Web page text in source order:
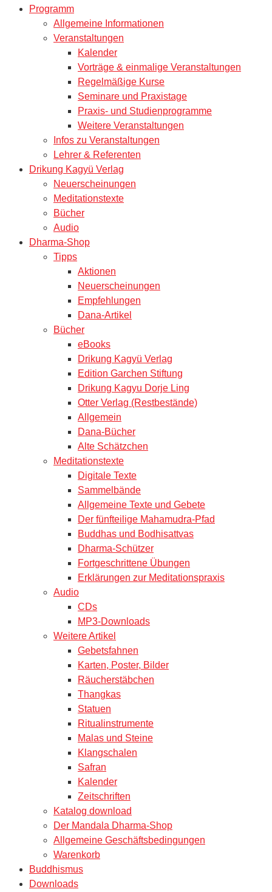
Programm
Allgemeine Informationen
Veranstaltungen
Kalender
Vorträge & einmalige Veranstaltungen
Regelmäßige Kurse
Seminare und Praxistage
Praxis- und Studienprogramme
Weitere Veranstaltungen
Infos zu Veranstaltungen
Lehrer & Referenten
Drikung Kagyü Verlag
Neuerscheinungen
Meditationstexte
Bücher
Audio
Dharma-Shop
Tipps
Aktionen
Neuerscheinungen
Empfehlungen
Dana-Artikel
Bücher
eBooks
Drikung Kagyü Verlag
Edition Garchen Stiftung
Drikung Kagyu Dorje Ling
Otter Verlag (Restbestände)
Allgemein
Dana-Bücher
Alte Schätzchen
Meditationstexte
Digitale Texte
Sammelbände
Allgemeine Texte und Gebete
Der fünfteilige Mahamudra-Pfad
Buddhas und Bodhisattvas
Dharma-Schützer
Fortgeschrittene Übungen
Erklärungen zur Meditationspraxis
Audio
CDs
MP3-Downloads
Weitere Artikel
Gebetsfahnen
Karten, Poster, Bilder
Räucherstäbchen
Thangkas
Statuen
Ritualinstrumente
Malas und Steine
Klangschalen
Safran
Kalender
Zeitschriften
Katalog download
Der Mandala Dharma-Shop
Allgemeine Geschäftsbedingungen
Warenkorb
Buddhismus
Downloads